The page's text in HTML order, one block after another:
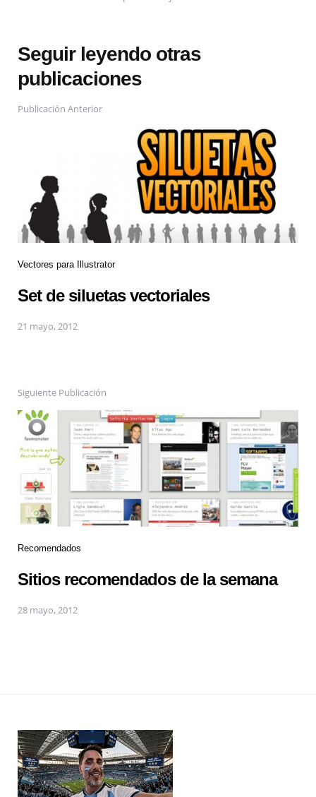
Seguir leyendo otras
publicaciones
Publicación Anterior
Vectores para Illustrator
Set de siluetas vectoriales
21 mayo, 2012
Siguiente Publicación
Recomendados
Sitios recomendados de la semana
28 mayo, 2012